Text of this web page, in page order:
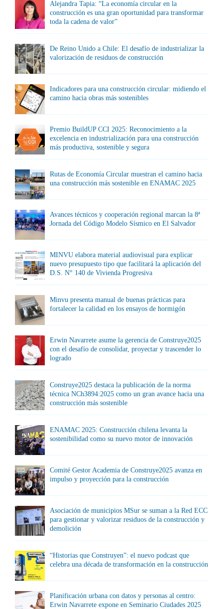
Alejandra Tapia: “La economía circular en la
construcción es una gran oportunidad para transformar
toda la cadena de valor”
De Reino Unido a Chile: El desafío de industrializar la
valorización de residuos de construcción
Indicadores para una construcción circular: midiendo el
camino hacia obras más sostenibles
Premio BuildUP CCI 2025: Reconocimiento a la
excelencia en industrialización para una construcción
más productiva, sostenible y segura
Rutas de Economía Circular muestran el camino hacia
una construcción más sostenible en ENAMAC 2025
Avances técnicos y cooperación regional marcan la 8ª
Jornada del Código Modelo Sísmico en El Salvador
MINVU elabora material audiovisual para explicar
nuevo presupuesto tipo que facilitará la aplicación del
D.S. N° 140 de Vivienda Progresiva
Minvu presenta manual de buenas prácticas para
fortalecer la calidad en los ensayos de hormigón
Erwin Navarrete asume la gerencia de Construye2025
con el desafío de consolidar, proyectar y trascender lo
logrado
Construye2025 destaca la publicación de la norma
técnica NCh3894:2025 como un gran avance hacia una
construcción más sostenible
ENAMAC 2025: Construcción chilena levanta la
sostenibilidad como su nuevo motor de innovación
Comité Gestor Academia de Construye2025 avanza en
impulso y proyección para la construcción
Asociación de municipios MSur se suman a la Red ECC
para gestionar y valorizar residuos de la construcción y
demolición
“Historias que Construyen”: el nuevo podcast que
celebra una década de transformación en la construcción
Planificación urbana con datos y personas al centro:
Erwin Navarrete expone en Seminario Ciudades 2025